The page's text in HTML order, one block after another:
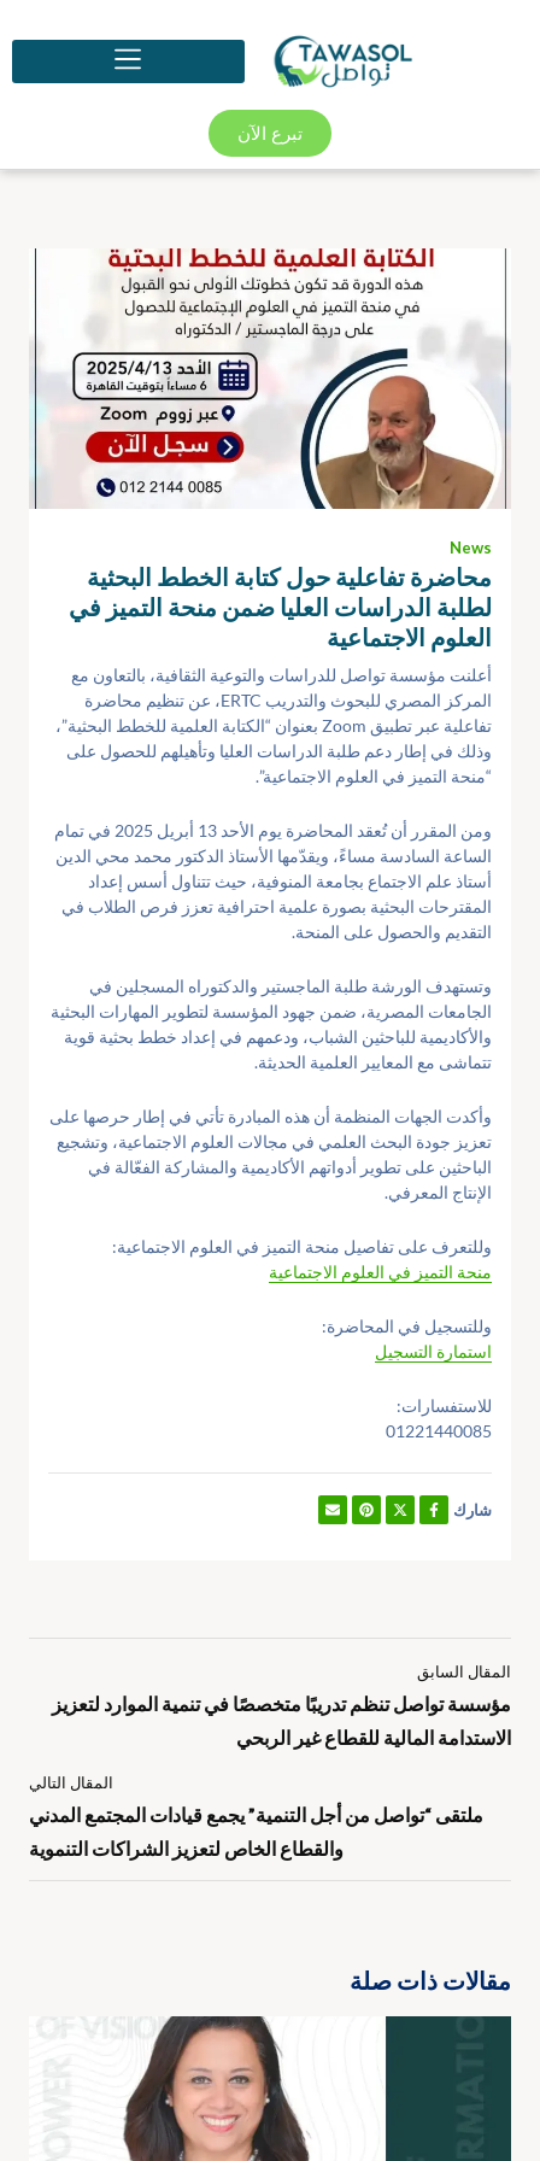
تبرع الآن
News
محاضرة تفاعلية حول كتابة الخطط البحثية
لطلبة الدراسات العليا ضمن منحة التميز في
العلوم الاجتماعية
أعلنت مؤسسة تواصل للدراسات والتوعية الثقافية، بالتعاون مع
المركز المصري للبحوث والتدريب ERTC، عن تنظيم محاضرة
تفاعلية عبر تطبيق Zoom بعنوان “الكتابة العلمية للخطط البحثية”،
وذلك في إطار دعم طلبة الدراسات العليا وتأهيلهم للحصول على
“منحة التميز في العلوم الاجتماعية”.
ومن المقرر أن تُعقد المحاضرة يوم الأحد 13 أبريل 2025 في تمام
الساعة السادسة مساءً، ويقدّمها الأستاذ الدكتور محمد محي الدين
أستاذ علم الاجتماع بجامعة المنوفية، حيث تتناول أسس إعداد
المقترحات البحثية بصورة علمية احترافية تعزز فرص الطلاب في
التقديم والحصول على المنحة.
وتستهدف الورشة طلبة الماجستير والدكتوراه المسجلين في
الجامعات المصرية، ضمن جهود المؤسسة لتطوير المهارات البحثية
والأكاديمية للباحثين الشباب، ودعمهم في إعداد خطط بحثية قوية
تتماشى مع المعايير العلمية الحديثة.
وأكدت الجهات المنظمة أن هذه المبادرة تأتي في إطار حرصها على
تعزيز جودة البحث العلمي في مجالات العلوم الاجتماعية، وتشجيع
الباحثين على تطوير أدواتهم الأكاديمية والمشاركة الفعّالة في
الإنتاج المعرفي.
وللتعرف على تفاصيل منحة التميز في العلوم الاجتماعية:
منحة التميز في العلوم الاجتماعية
وللتسجيل في المحاضرة:
استمارة التسجيل
للاستفسارات:
01221440085
شارك
المقال السابق
مؤسسة تواصل تنظم تدريبًا متخصصًا في تنمية الموارد لتعزيز
الاستدامة المالية للقطاع غير الربحي
المقال التالي
ملتقى “تواصل من أجل التنمية” يجمع قيادات المجتمع المدني
والقطاع الخاص لتعزيز الشراكات التنموية
مقالات ذات صلة